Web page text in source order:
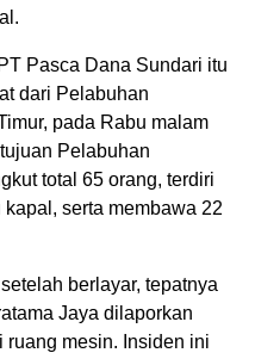
Pasca Dana Sundari itu
dari Pelabuhan
pada Rabu malam
Pelabuhan
total 65 orang, terdiri
serta membawa 22
berlayar, tepatnya
Jaya dilaporkan
ruang mesin. Insiden ini